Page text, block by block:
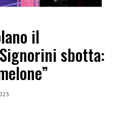
il
sbotta: